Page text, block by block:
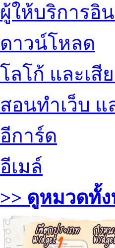
ผู้ให้บริการอิ
ดาวน์โหลด
โลโก้ และเสี
สอนทำเว็บ แ
อีการ์ด
อีเมล์
>> ดูหมวดทั้